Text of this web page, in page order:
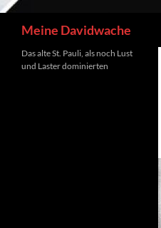
Meine Davidwache
Das alte St. Pauli, als noch Lust
und Laster dominierten